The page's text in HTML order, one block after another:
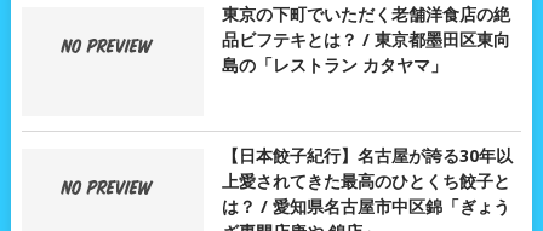
東京の下町でいただく老舗洋食店の絶
品ビフテキとは？ / 東京都墨田区東向
島の「レストラン カタヤマ」
【日本餃子紀行】名古屋が誇る30年以
上愛されてきた最高のひとくち餃子と
は？ / 愛知県名古屋市中区錦「ぎょう